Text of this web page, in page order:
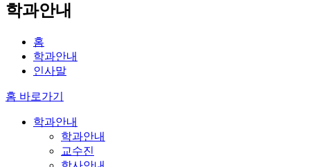
학과안내
홈
학과안내
인사말
홈 바로가기
학과안내
학과안내
교수진